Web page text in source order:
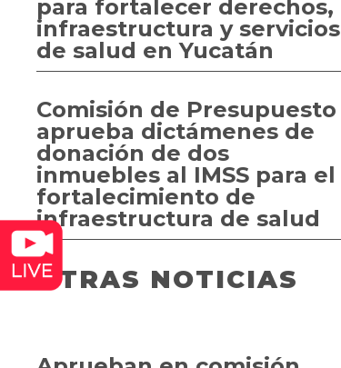
para fortalecer derechos,
infraestructura y servicios
de salud en Yucatán
Comisión de Presupuesto
aprueba dictámenes de
donación de dos
inmuebles al IMSS para el
fortalecimiento de
infraestructura de salud
OTRAS NOTICIAS